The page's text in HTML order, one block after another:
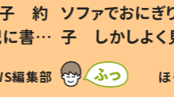
歳息
？」
編集部
小1から不登校
ッド」だった
作り続ける理
#令和の子
SNSで話題